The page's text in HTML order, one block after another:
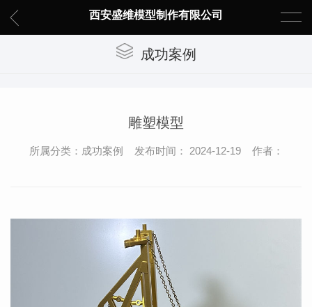
西安盛维模型制作有限公司
成功案例
雕塑模型
所属分类：成功案例 发布时间： 2024-12-19 作者：